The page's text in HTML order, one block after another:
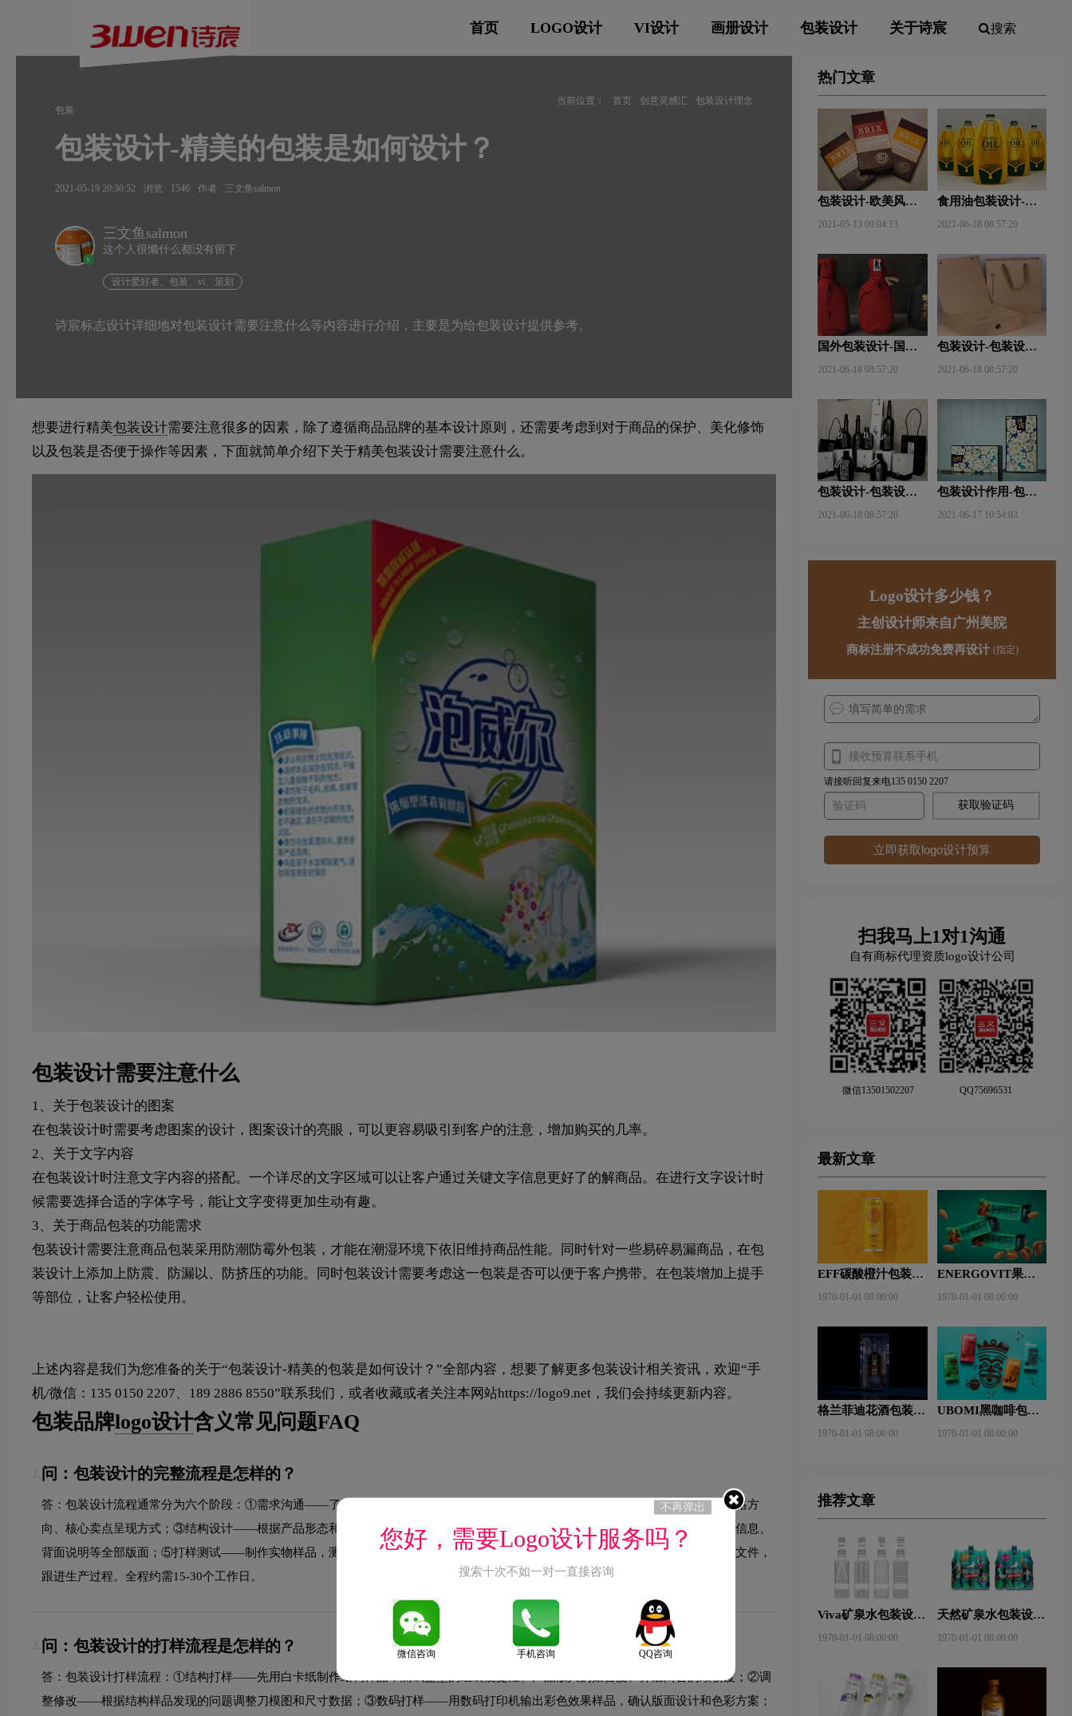
首页 LOGO设计 VI设计 画册设计 包装设计 关于诗宸 搜索
当前位置： 首页 创意灵感汇
包装设计理念
包装
包装设计-精美的包装是如何设计？
2021-05-19 20:30:52 浏览 1546 作者 三文鱼salmon
v
三文鱼salmon
这个人很懒什么都没有留下
设计爱好者、包装、vi、策划
诗宸标志设计详细地对包装设计需要注意什么等内容进行介绍，主要是为给包装设计提供参考。
想要进行精美包装设计需要注意很多的因素，除了遵循商品品牌的基本设计原则，还需要考虑到对于商品的保护、美化修饰
以及包装是否便于操作等因素，下面就简单介绍下关于精美包装设计需要注意什么。
包装设计需要注意什么
1、关于包装设计的图案
在包装设计时需要考虑图案的设计，图案设计的亮眼，可以更容易吸引到客户的注意，增加购买的几率。
2、关于文字内容
在包装设计时注意文字内容的搭配。一个详尽的文字区域可以让客户通过关键文字信息更好了的解商品。在进行文字设计时
候需要选择合适的字体字号，能让文字变得更加生动有趣。
3、关于商品包装的功能需求
包装设计需要注意商品包装采用防潮防霉外包装，才能在潮湿环境下依旧维持商品性能。同时针对一些易碎易漏商品，在包
装设计上添加上防震、防漏以、防挤压的功能。同时包装设计需要考虑这一包装是否可以便于客户携带。在包装增加上提手
等部位，让客户轻松使用。
上述内容是我们为您准备的关于“包装设计-精美的包装是如何设计？”全部内容，想要了解更多包装设计相关资讯，欢迎“手
机/微信：135 0150 2207、189 2886 8550”联系我们，或者收藏或者关注本网站https://logo9.net ，我们会持续更新内容。
包装品牌logo设计含义常见问题FAQ
问：包装设计的完整流程是怎样的？
答：包装设计流程通常分为六个阶段：①需求沟通——了解产品特性、目标市场、竞品分析、预算范围；②策略定位——确定包装风格方
向、核心卖点呈现方式；③结构设计——根据产品形态和展示需求设计包装盒型或容器造型；④视觉设计——设计正面主视觉、侧面信息、
背面说明等全部版面；⑤打样测试——制作实物样品，测试结构合理性、印刷效果和用户体验；⑥定稿生产——调整完善后交付印刷文件，
跟进生产过程。全程约需15-30个工作日。
2. 问：包装设计的打样流程是怎样的？
答：包装设计打样流程：①结构打样——先用白卡纸制作结构样品，测试盒型的组装便捷性、产品放入的贴合度、开启闭合的顺畅度；②调
整修改——根据结构样品发现的问题调整刀模图和尺寸数据；③数码打样——用数码打印机输出彩色效果样品，确认版面设计和色彩方案；
热门文章
包装设计-欧美风格
2021-05-13 09:04:13
食用油包装设计-食
哪些？
2021-06-18 08:57:20
国外包装设计-国外
2021-06-18 08:57:20
包装设计-包装设计
2021-06-18 08:57:20
包装设计-包装设计
包括那些？
2021-06-18 08:57:20
包装设计作用-包装
作用是什么？
2021-06-17 10:54:03
Logo设计多少钱？
主创设计师来自广州美院
商标注册不成功免费再设计 (指定)
请接听回复来电135 0150 2207
获取验证码
立即获取logo设计预算
扫我马上1对1沟通
自有商标代理资质logo设计公司
微信13501502207 QQ75696531
最新文章
EFF碳酸橙汁包装设
1970-01-01 08:00:00
ENERGOVIT果冻
1970-01-01 08:00:00
格兰菲迪花酒包装设
1970-01-01 08:00:00
UBOMI黑咖啡包装
1970-01-01 08:00:00
推荐文章
Viva矿泉水包装设计
1970-01-01 08:00:00
天然矿泉水包装设计
1970-01-01 08:00:00
不再弹出
您好，需要Logo设计服务吗？
搜索十次不如一对一直接咨询
微信咨询 手机咨询 QQ咨询